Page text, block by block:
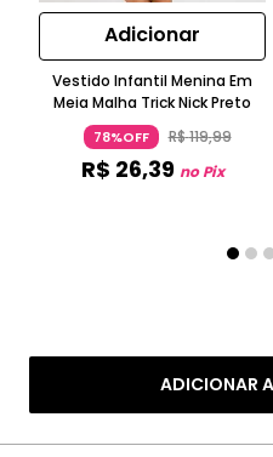
ADICIONAR
Adicionar
Vestido Infantil Menina Em
Meia Malha Trick Nick Preto
78%OFF R$119,99
R$ 26,39 no Pix